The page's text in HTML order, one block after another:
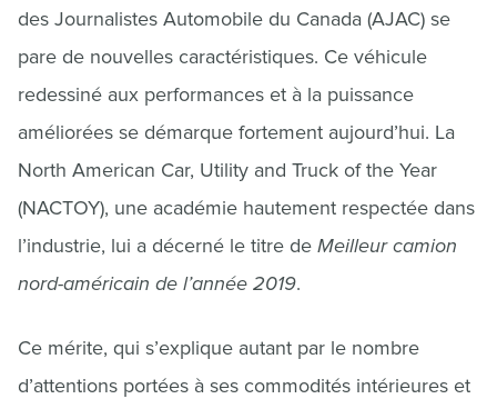
des Journalistes Automobile du Canada (AJAC) se
pare de nouvelles caractéristiques. Ce véhicule
redessiné aux performances et à la puissance
améliorées se démarque fortement aujourd’hui. La
North American Car, Utility and Truck of the Year
(NACTOY), une académie hautement respectée dans
l’industrie, lui a décerné le titre de Meilleur camion
nord-américain de l’année 2019.
Ce mérite, qui s’explique autant par le nombre
d’attentions portées à ses commodités intérieures et